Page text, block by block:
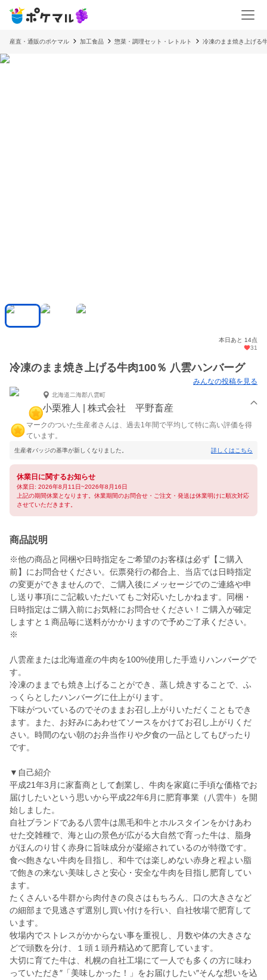
産直・通販のポケマル 加工食品 惣菜・調理セット・レトルト 冷凍のまま焼き上げる
本日あと 14点
31
冷凍のまま焼き上げる牛肉100％ 八雲ハンバーグ
みんなの投稿を見る
北海道二海郡八雲町
小栗雅人 | 株式会社 平野畜産
マークのついた生産者さんは、過去1年間で平均して特に高い評価を得
ています。
生産者バッジの基準が新しくなりました。 詳しくはこちら
休業日に関するお知らせ
休業日: 2026年8月11日~2026年8月16日
上記の期間休業となります。休業期間のお問合せ・ご注文・発送は休業明けに順次対応
させていただきます。
商品説明
※他の商品と同梱や日時指定をご希望のお客様は必ず【ご購入
前】にお問合せください。伝票発行の都合上、当店では日時指定
の変更ができませんので、ご購入後にメッセージでのご連絡や申
し送り事項にご記載いただいてもご対応いたしかねます。同梱・
日時指定はご購入前にお気軽にお問合せください！ご購入が確定
しますと１商品毎に送料がかかりますので予めご了承ください。
※
八雲産または北海道産の牛肉を100%使用した手造りハンバーグで
す。
冷凍のままでも焼き上げることができ、蒸し焼きすることで、ふ
っくらとしたハンバーグに仕上がります。
下味がついているのでそのままお召し上がりいただくこともでき
ます。また、お好みにあわせてソースをかけてお召し上がりくだ
さい。時間のない朝のお弁当作りや夕食の一品としてもぴったり
です。
▼自己紹介
平成21年3月に家畜商として創業し、牛肉を家庭に手頃な価格でお
届けしたいという思いから平成22年6月に肥育事業（八雲牛）を開
始しました。
自社ブランドである八雲牛は黒毛和牛とホルスタインをかけあわ
せた交雑種で、海と山の景色が広がる大自然で育った牛は、脂身
がほんのり甘く赤身に旨味成分が凝縮されているのが特徴です。
食べ飽きない牛肉を目指し、和牛では楽しめない赤身と程よい脂
で飽きの来ない美味しさと安心・安全な牛肉を目指し肥育してい
ます。
たくさんいる牛群から肉付きの良さはもちろん、口の大きさなど
の細部まで見逃さず選別し買い付けを行い、自社牧場で肥育して
います。
牧場内でストレスがかからない事を重視し、月数や体の大きさな
どで頭数を分け、１頭１頭丹精込めて肥育しています。
大切に育てた牛は、札幌の自社工場にて一人でも多くの方に味わ
っていただき″「美味しかった！」をお届けしたい″そんな想いを込